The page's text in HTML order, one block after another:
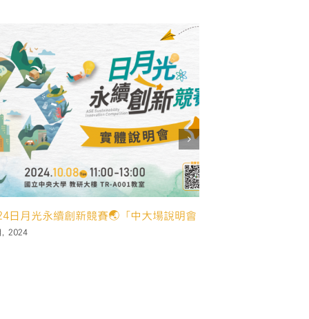
公益傳播獎頒獎典禮暨午宴圓滿落幕
, 2024